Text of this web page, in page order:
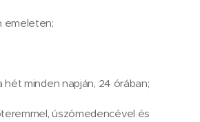
emeleten;
minden napján, 24 órában;
úszómedencével és